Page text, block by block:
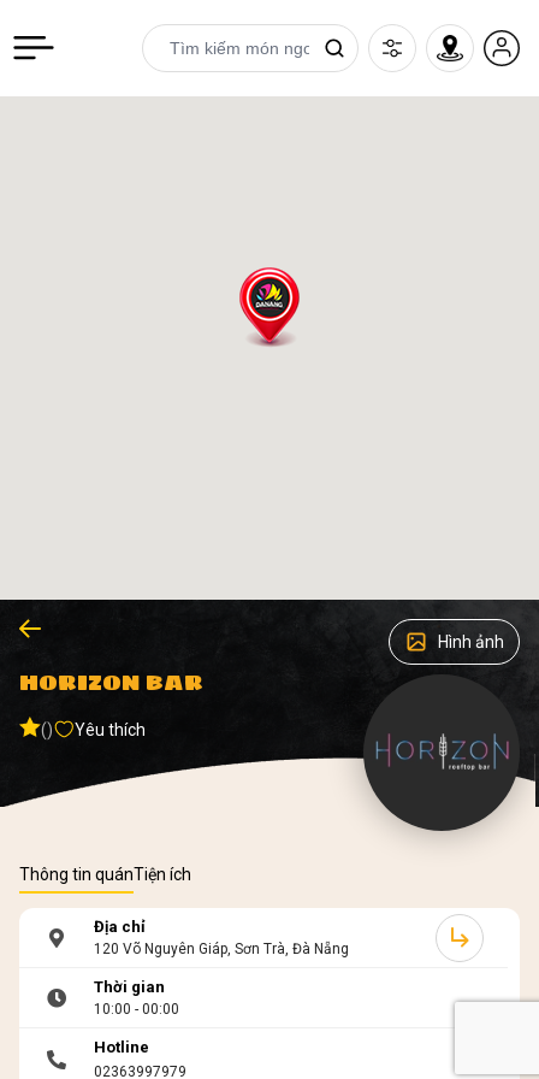
Hình ảnh
HORIZON BAR
() Yêu thích
Thông tin quánTiện ích
Địa chỉ
120 Võ Nguyên Giáp, Sơn Trà, Đà Nẵng
Thời gian
10:00 - 00:00
Hotline
02363997979